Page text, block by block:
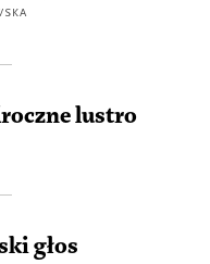
lustro
głos